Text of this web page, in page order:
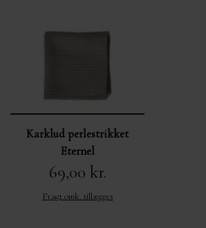
Karklud perlestrikket
Eternel
69,00 kr.
Fragt omk. tillægges